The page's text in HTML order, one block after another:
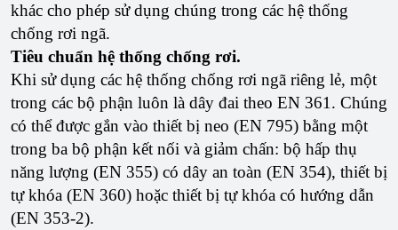
khác cho phép sử dụng chúng trong các hệ thống
chống rơi ngã.
Tiêu chuẩn hệ thống chống rơi.
Khi sử dụng các hệ thống chống rơi ngã riêng lẻ, một
trong các bộ phận luôn là dây đai theo EN 361. Chúng
có thể được gắn vào thiết bị neo (EN 795) bằng một
trong ba bộ phận kết nối và giảm chấn: bộ hấp thụ
năng lượng (EN 355) có dây an toàn (EN 354), thiết bị
tự khóa (EN 360) hoặc thiết bị tự khóa có hướng dẫn
(EN 353-2).